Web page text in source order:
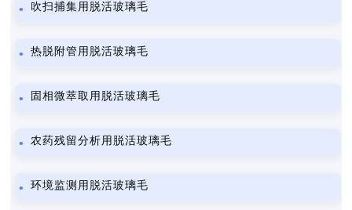
吹扫捕集用脱活玻璃毛
热脱附管用脱活玻璃毛
固相微萃取用脱活玻璃毛
农药残留分析用脱活玻璃毛
环境监测用脱活玻璃毛